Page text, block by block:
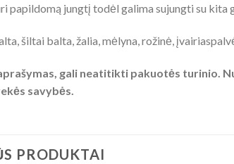
papildomą jungtį todėl galima sujungti su kita
šiltai balta, žalia, mėlyna, rožinė,
gali neatitikti pakuotės turinio.
savybės.
PRODUKTAI